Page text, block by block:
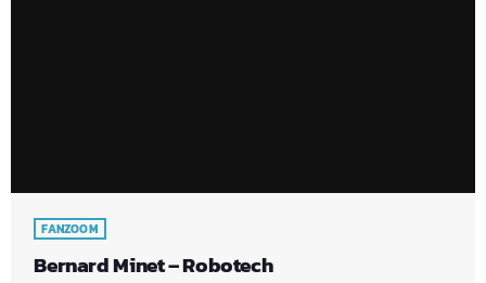
FANZOOM
Bernard Minet – Robotech